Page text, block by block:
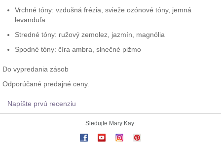
Vrchné tóny: vzdušná frézia, svieže ozónové tóny, jemná
levanduľa
Stredné tóny: ružový zemolez, jazmín, magnólia
Spodné tóny: číra ambra, slnečné pižmo
Do vypredania zásob
Odporúčané predajné ceny.
Napíšte prvú recenziu
Sledujte Mary Kay: